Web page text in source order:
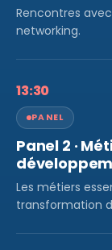
Rencontres
networking.
13:30
PANEL
Panel 2 ·
Les métiers
transformation